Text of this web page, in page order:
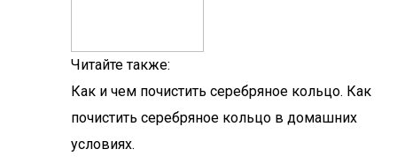
Читайте также:
Как и чем почистить серебряное кольцо. Как
почистить серебряное кольцо в домашних
условиях.